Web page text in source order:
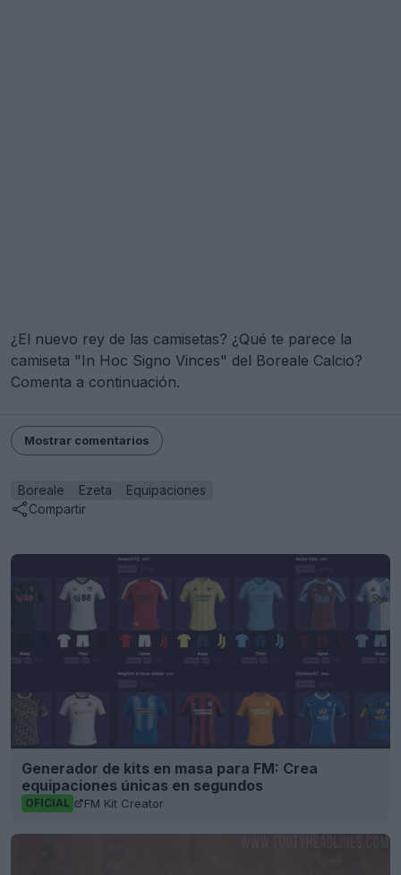
¿El nuevo rey de las camisetas? ¿Qué te parece la
camiseta "In Hoc Signo Vinces" del Boreale Calcio?
Comenta a continuación.
Mostrar comentarios
Boreale Ezeta
Equipaciones
Compartir
Generador de kits en masa para FM: Crea
equipaciones únicas en segundos
OFICIAL FM Kit Creator